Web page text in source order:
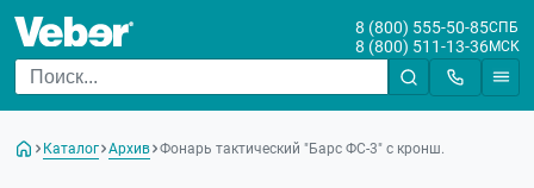
8 (800) 555-50-85СПБ
8 (800) 511-13-36МСК
Каталог Архив Фонарь тактический "Барс ФС-3" с кронш.